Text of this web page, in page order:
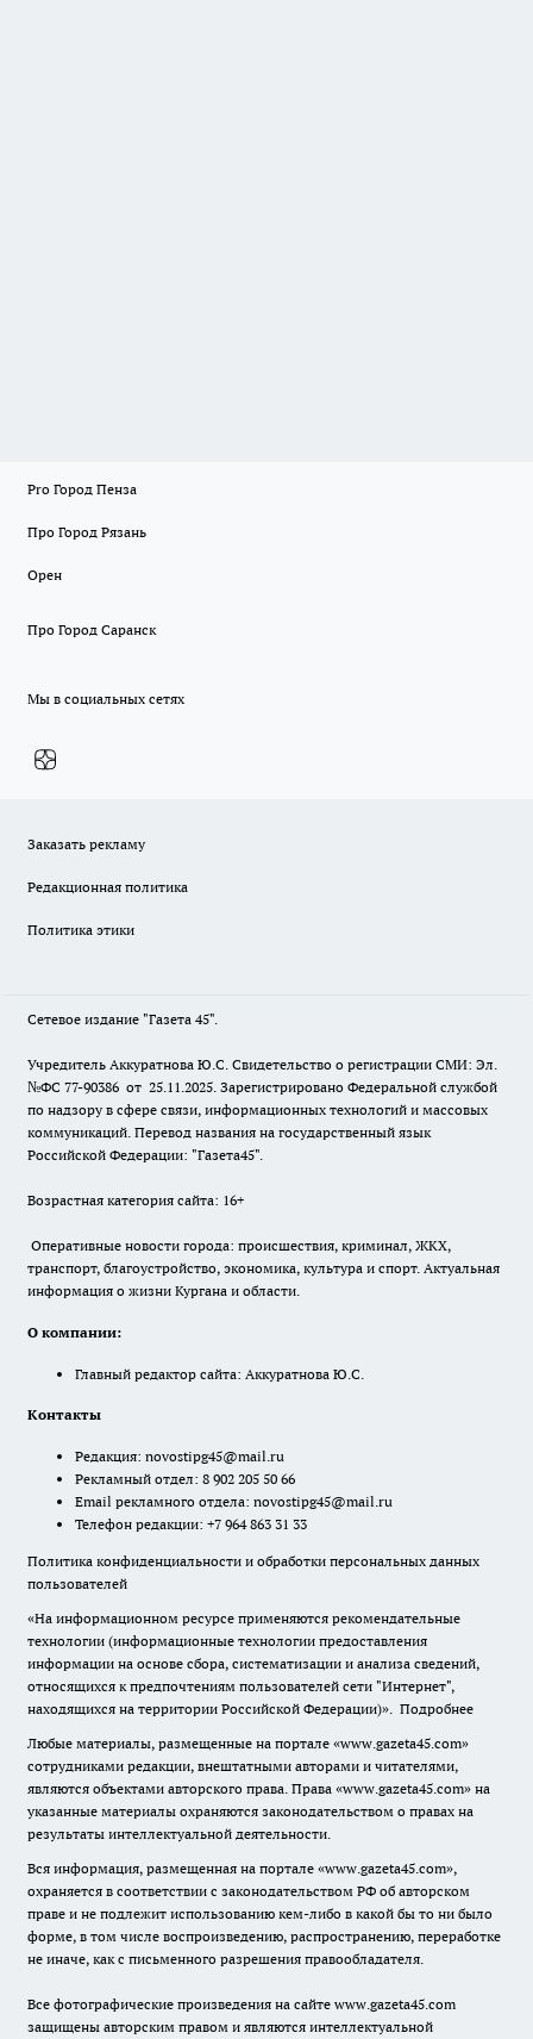
Pro Город Пенза
Про Город Рязань
Орен
Про Город Саранск
Мы в социальных сетях
Заказать рекламу
Редакционная политика
Политика этики
Сетевое издание "Газета 45".
Учредитель Аккуратнова Ю.С. Свидетельство о регистрации СМИ: Эл.
№ФС 77-90386 от 25.11.2025. Зарегистрировано Федеральной службой
по надзору в сфере связи, информационных технологий и массовых
коммуникаций. Перевод названия на государственный язык
Российской Федерации: "Газета45".
Возрастная категория сайта: 16+
Оперативные новости города: происшествия, криминал, ЖКХ,
транспорт, благоустройство, экономика, культура и спорт. Актуальная
информация о жизни Кургана и области.
О компании:
Главный редактор сайта: Аккуратнова Ю.С.
Контакты
Редакция: novostipg45@mail.ru
Рекламный отдел: 8 902 205 50 66
Email рекламного отдела: novostipg45@mail.ru
Телефон редакции: +7 964 863 31 33
Политика конфиденциальности и обработки персональных данных
пользователей
«На информационном ресурсе применяются рекомендательные
технологии (информационные технологии предоставления
информации на основе сбора, систематизации и анализа сведений,
относящихся к предпочтениям пользователей сети "Интернет",
находящихся на территории Российской Федерации)». Подробнее
Любые материалы, размещенные на портале «www.gazeta45.com»
сотрудниками редакции, внештатными авторами и читателями,
являются объектами авторского права. Права «www.gazeta45.com» на
указанные материалы охраняются законодательством о правах на
результаты интеллектуальной деятельности.
Вся информация, размещенная на портале «www.gazeta45.com»,
охраняется в соответствии с законодательством РФ об авторском
праве и не подлежит использованию кем-либо в какой бы то ни было
форме, в том числе воспроизведению, распространению, переработке
не иначе, как с письменного разрешения правообладателя.
Все фотографические произведения на сайте www.gazeta45.com
защищены авторским правом и являются интеллектуальной